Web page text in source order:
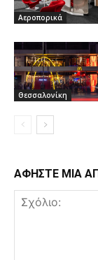
Αεροπορικά
Θεσσαλονίκη
ΑΦΗΣΤΕ ΜΙΑ